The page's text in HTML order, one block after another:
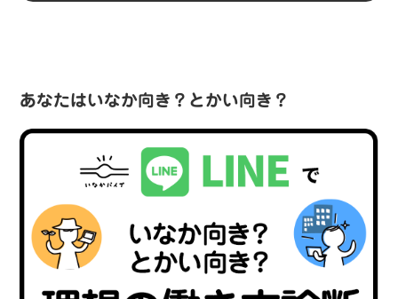
あなたはいなか向き？とかい向き？